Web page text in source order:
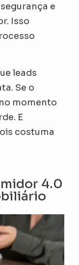
e
Isso
leads
Se o
momento
E
costuma
4.0